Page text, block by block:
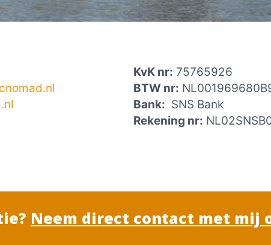
KvK nr: 75765926
BTW nr:
Bank: SNS Bank
Rekening nr:
Neem direct contact met mij